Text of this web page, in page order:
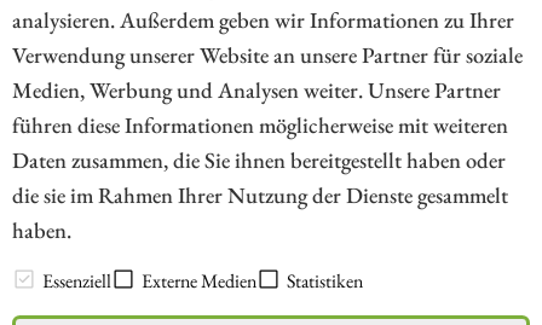
analysieren. Außerdem geben wir Informationen zu Ihrer
Verwendung unserer Website an unsere Partner für soziale
Medien, Werbung und Analysen weiter. Unsere Partner
führen diese Informationen möglicherweise mit weiteren
Daten zusammen, die Sie ihnen bereitgestellt haben oder
die sie im Rahmen Ihrer Nutzung der Dienste gesammelt
haben.
Essenziell Externe Medien Statistiken
// kapitalerhoehungen.de - © 2026 - Die Informationsplattform für
Investoren und Unternehmen rund um Kapitalerhöhung, Kapitalmarkt
und Unternehmensfinanzierung
LEXIKON